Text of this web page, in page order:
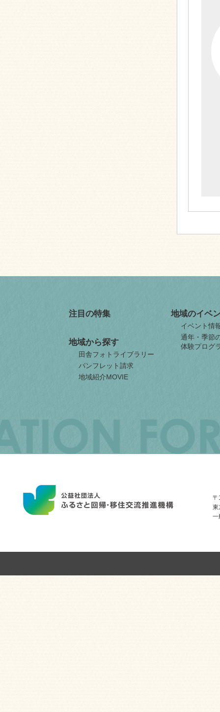
注目の特集
地域から探す
田舎フォトライブラリー
パンフレット請求
地域紹介MOVIE
地域のイベ
イベント情
通年・季節
体験プログ
JAPAN
ORGANIZATION
〒
東
一